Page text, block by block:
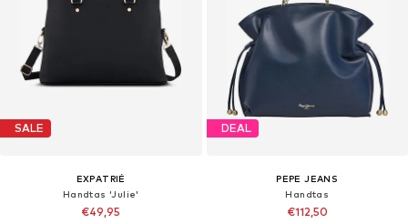
SALE
EXPATRIÉ
Handtas 'Julie'
€49,95
DEAL
PEPE JEANS
Handtas
€112,50